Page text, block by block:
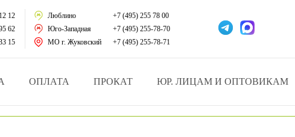
за больными
12
62
15
Люблино
+7 (495) 255 78 00
Юго-Западная
+7 (495) 255-78-70
МО г. Жуковский
+7 (495) 255-78-71
ОПЛАТА ПРОКАТ ЮР. ЛИЦАМ И ОПТОВИКАМ